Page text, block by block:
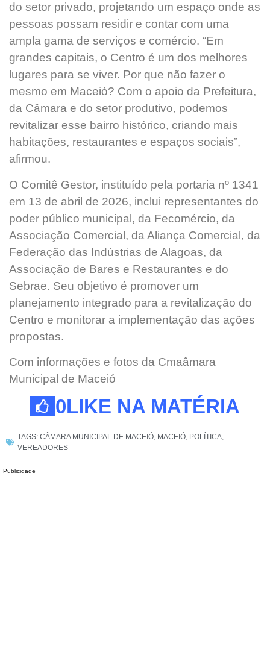
do setor privado, projetando um espaço onde as
pessoas possam residir e contar com uma
ampla gama de serviços e comércio. “Em
grandes capitais, o Centro é um dos melhores
lugares para se viver. Por que não fazer o
mesmo em Maceió? Com o apoio da Prefeitura,
da Câmara e do setor produtivo, podemos
revitalizar esse bairro histórico, criando mais
habitações, restaurantes e espaços sociais”,
afirmou.
O Comitê Gestor, instituído pela portaria nº 1341
em 13 de abril de 2026, inclui representantes do
poder público municipal, da Fecomércio, da
Associação Comercial, da Aliança Comercial, da
Federação das Indústrias de Alagoas, da
Associação de Bares e Restaurantes e do
Sebrae. Seu objetivo é promover um
planejamento integrado para a revitalização do
Centro e monitorar a implementação das ações
propostas.
Com informações e fotos da Cmaâmara
Municipal de Maceió
0LIKE NA MATÉRIA
TAGS: CÂMARA MUNICIPAL DE MACEIÓ MACEIÓ POLÍTICA
VEREADORES
Publicidade